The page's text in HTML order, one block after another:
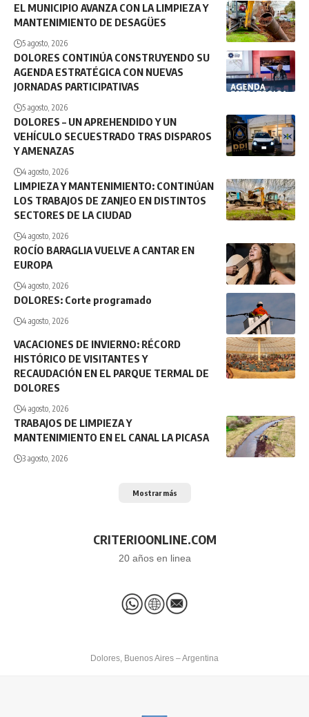
EL MUNICIPIO AVANZA CON LA LIMPIEZA Y
MANTENIMIENTO DE DESAGÜES
5 agosto, 2026
DOLORES CONTINÚA CONSTRUYENDO SU
AGENDA ESTRATÉGICA CON NUEVAS
JORNADAS PARTICIPATIVAS
5 agosto, 2026
DOLORES – UN APREHENDIDO Y UN
VEHÍCULO SECUESTRADO TRAS DISPAROS
Y AMENAZAS
4 agosto, 2026
LIMPIEZA Y MANTENIMIENTO: CONTINÚAN
LOS TRABAJOS DE ZANJEO EN DISTINTOS
SECTORES DE LA CIUDAD
4 agosto, 2026
ROCÍO BARAGLIA VUELVE A CANTAR EN
EUROPA
4 agosto, 2026
DOLORES: Corte programado
4 agosto, 2026
VACACIONES DE INVIERNO: RÉCORD
HISTÓRICO DE VISITANTES Y
RECAUDACIÓN EN EL PARQUE TERMAL DE
DOLORES
4 agosto, 2026
TRABAJOS DE LIMPIEZA Y
MANTENIMIENTO EN EL CANAL LA PICASA
3 agosto, 2026
Mostrar más
CRITERIOONLINE.COM
20 años en linea
Dolores, Buenos Aires – Argentina